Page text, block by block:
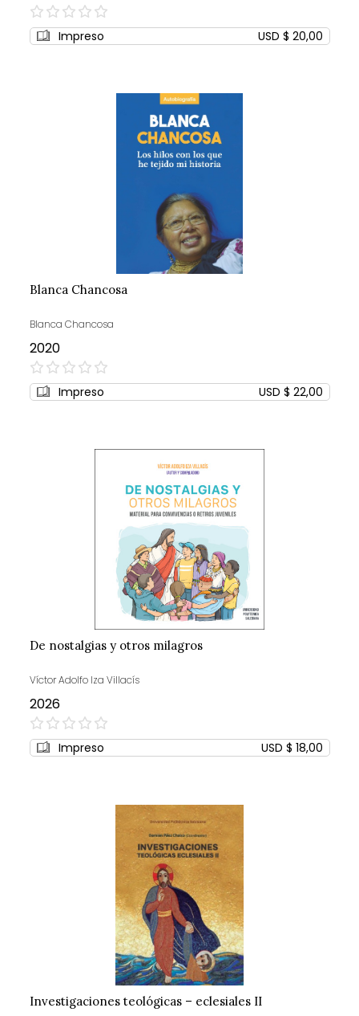
0%
Impreso USD $ 20,00
Blanca Chancosa
Blanca Chancosa
2020
0%
Impreso USD $ 22,00
De nostalgias y otros milagros
Víctor Adolfo Iza Villacís
2026
0%
Impreso USD $ 18,00
Investigaciones teológicas – eclesiales II